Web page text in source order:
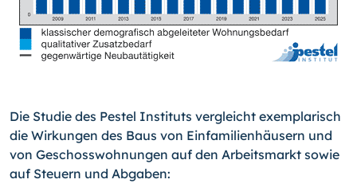
Die Studie des Pestel Instituts vergleicht exemplarisch
die Wirkungen des Baus von Einfamilienhäusern und
von Geschosswohnungen auf den Arbeitsmarkt sowie
auf Steuern und Abgaben: